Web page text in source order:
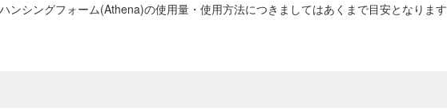
ンシングフォーム(Athena)の使用量・使用方法につきましてはあくまで目安となりま